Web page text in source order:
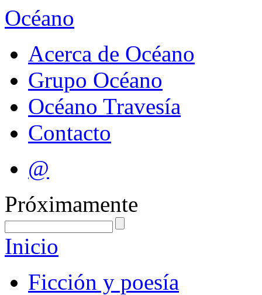
Océano
Acerca de Océano
Grupo Océano
Océano Travesía
Contacto
@
Próximamente
Inicio
Ficción y poesía